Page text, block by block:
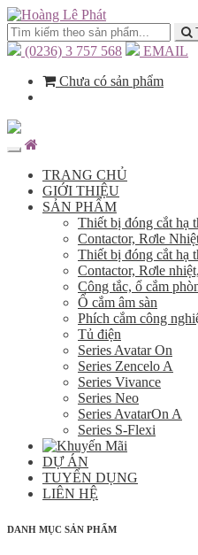
(0236) 3 757 568
EMAIL
Chưa có sản phẩm
TRANG CHỦ
GIỚI THIỆU
SẢN PHẨM
Thiết bị đóng cắt hạ
Contactor, Rơle
Thiết bị đóng cắt hạ
Contactor, Rơle
Công tắc, ổ cắm
Ổ cắm âm sàn
Phích cắm công
Tủ điện
Series Avatar On
Series Zencelo A
Series Vivance
Series Neo
Series AvatarOn A
Series S-Flexi
DỰ ÁN
TUYỂN DỤNG
LIÊN HỆ
DANH MỤC SẢN PHẨM